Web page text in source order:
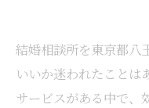
結婚相談所を東京都八
いいか迷われたことは
サービスがある中で、